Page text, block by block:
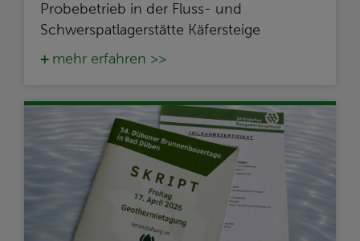
Probebetrieb in der Fluss- und
Schwerspatlagerstätte Käfersteige
mehr erfahren >>